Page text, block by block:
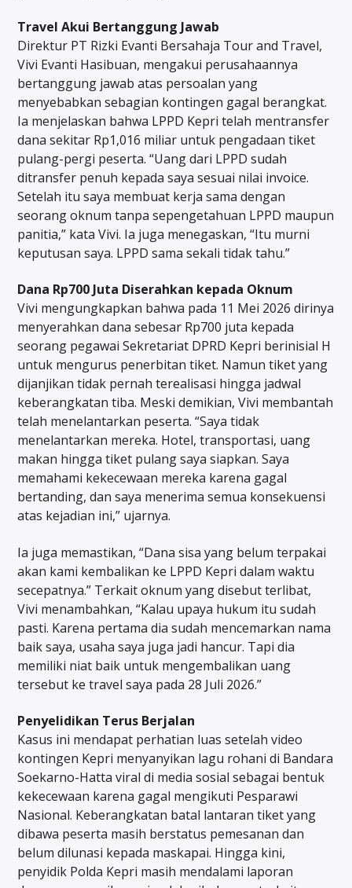
Travel Akui Bertanggung Jawab
Direktur PT Rizki Evanti Bersahaja Tour and Travel,
Vivi Evanti Hasibuan, mengakui perusahaannya
bertanggung jawab atas persoalan yang
menyebabkan sebagian kontingen gagal berangkat.
Ia menjelaskan bahwa LPPD Kepri telah mentransfer
dana sekitar Rp1,016 miliar untuk pengadaan tiket
pulang-pergi peserta. “Uang dari LPPD sudah
ditransfer penuh kepada saya sesuai nilai invoice.
Setelah itu saya membuat kerja sama dengan
seorang oknum tanpa sepengetahuan LPPD maupun
panitia,” kata Vivi. Ia juga menegaskan, “Itu murni
keputusan saya. LPPD sama sekali tidak tahu.”
Dana Rp700 Juta Diserahkan kepada Oknum
Vivi mengungkapkan bahwa pada 11 Mei 2026 dirinya
menyerahkan dana sebesar Rp700 juta kepada
seorang pegawai Sekretariat DPRD Kepri berinisial H
untuk mengurus penerbitan tiket. Namun tiket yang
dijanjikan tidak pernah terealisasi hingga jadwal
keberangkatan tiba. Meski demikian, Vivi membantah
telah menelantarkan peserta. “Saya tidak
menelantarkan mereka. Hotel, transportasi, uang
makan hingga tiket pulang saya siapkan. Saya
memahami kekecewaan mereka karena gagal
bertanding, dan saya menerima semua konsekuensi
atas kejadian ini,” ujarnya.
Ia juga memastikan, “Dana sisa yang belum terpakai
akan kami kembalikan ke LPPD Kepri dalam waktu
secepatnya.” Terkait oknum yang disebut terlibat,
Vivi menambahkan, “Kalau upaya hukum itu sudah
pasti. Karena pertama dia sudah mencemarkan nama
baik saya, usaha saya juga jadi hancur. Tapi dia
memiliki niat baik untuk mengembalikan uang
tersebut ke travel saya pada 28 Juli 2026.”
Penyelidikan Terus Berjalan
Kasus ini mendapat perhatian luas setelah video
kontingen Kepri menyanyikan lagu rohani di Bandara
Soekarno-Hatta viral di media sosial sebagai bentuk
kekecewaan karena gagal mengikuti Pesparawi
Nasional. Keberangkatan batal lantaran tiket yang
dibawa peserta masih berstatus pemesanan dan
belum dilunasi kepada maskapai. Hingga kini,
penyidik Polda Kepri masih mendalami laporan